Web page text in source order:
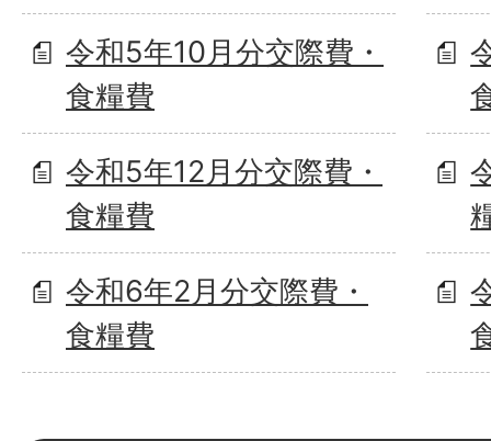
令和5年10月分交際費・
食糧費
令和5年12月分交際費・
食糧費
令和6年2月分交際費・
食糧費